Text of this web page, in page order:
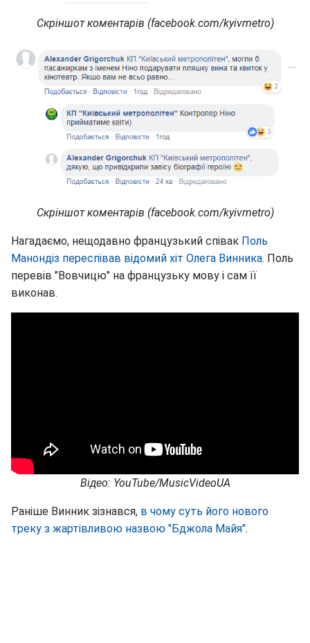
Скріншот коментарів (facebook.com/kyivmetro)
Скріншот коментарів (facebook.com/kyivmetro)
Нагадаємо, нещодавно французький співак Поль
Манондіз переспівав відомий хіт Олега Винника. Поль
перевів "Вовчицю" на французьку мову і сам її
виконав.
Відео: YouTube/MusicVideoUA
Раніше Винник зізнався, в чому суть його нового
треку з жартівливою назвою "Бджола Майя".